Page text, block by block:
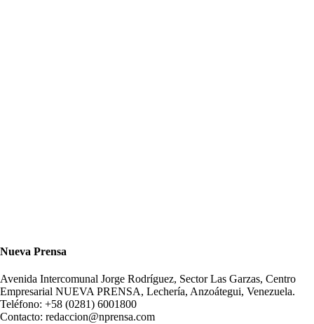
Nueva Prensa
Avenida Intercomunal Jorge Rodríguez, Sector Las Garzas, Centro
Empresarial NUEVA PRENSA, Lechería, Anzoátegui, Venezuela.
Teléfono: +58 (0281) 6001800
Contacto: redaccion@nprensa.com